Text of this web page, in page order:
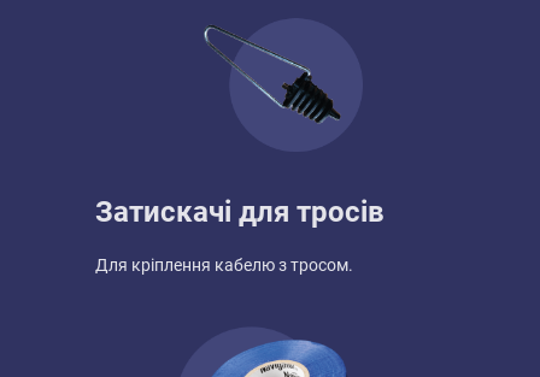
Затискачі для тросів
Для кріплення кабелю з тросом.